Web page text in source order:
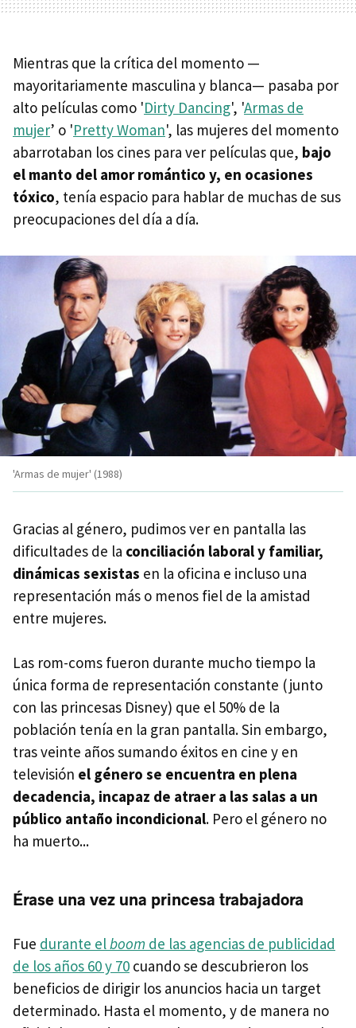
Mientras que la crítica del momento —
mayoritariamente masculina y blanca— pasaba por
alto películas como 'Dirty Dancing', 'Armas de
mujer’ o 'Pretty Woman', las mujeres del momento
abarrotaban los cines para ver películas que, bajo
el manto del amor romántico y, en ocasiones
tóxico, tenía espacio para hablar de muchas de sus
preocupaciones del día a día.
'Armas de mujer' (1988)
Gracias al género, pudimos ver en pantalla las
dificultades de la conciliación laboral y familiar,
dinámicas sexistas en la oficina e incluso una
representación más o menos fiel de la amistad
entre mujeres.
Las rom-coms fueron durante mucho tiempo la
única forma de representación constante (junto
con las princesas Disney) que el 50% de la
población tenía en la gran pantalla. Sin embargo,
tras veinte años sumando éxitos en cine y en
televisión el género se encuentra en plena
decadencia, incapaz de atraer a las salas a un
público antaño incondicional. Pero el género no
ha muerto...
Érase una vez una princesa trabajadora
Fue durante elboom de las agencias de publicidad
de los años 60 y 70 cuando se descubrieron los
beneficios de dirigir los anuncios hacia un target
determinado. Hasta el momento, y de manera no